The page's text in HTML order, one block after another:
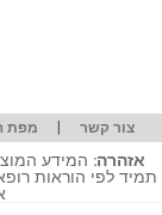
צור קשר | מפת
אזהרה: המידע
תמיד לפי הוראות